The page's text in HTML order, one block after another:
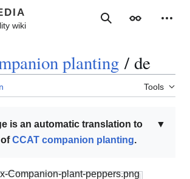
SearchAppearance
planting / de
Tools
▼
is an automatic translation to
ofCCAT companion planting.